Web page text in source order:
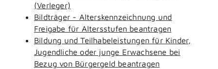
(Verleger)
Bildträger - Alterskennzeichnung und
Freigabe für Altersstufen beantragen
Bildung und Teilhabeleistungen für Kinder,
Jugendliche oder junge Erwachsene bei
Bezug von Bürgergeld beantragen